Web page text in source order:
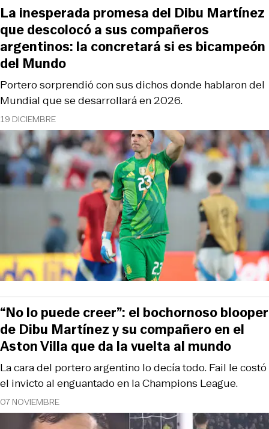
19 DICIEMBRE
Portero sorprendió con sus dichos donde hablaron del
Mundial que se desarrollará en 2026.
La inesperada promesa del Dibu Martínez
que descolocó a sus compañeros
argentinos: la concretará si es bicampeón
del Mundo
07 NOVIEMBRE
La cara del portero argentino lo decía todo. Fail le costó
el invicto al enguantado en la Champions League.
“No lo puede creer”: el bochornoso blooper
de Dibu Martínez y su compañero en el
Aston Villa que da la vuelta al mundo